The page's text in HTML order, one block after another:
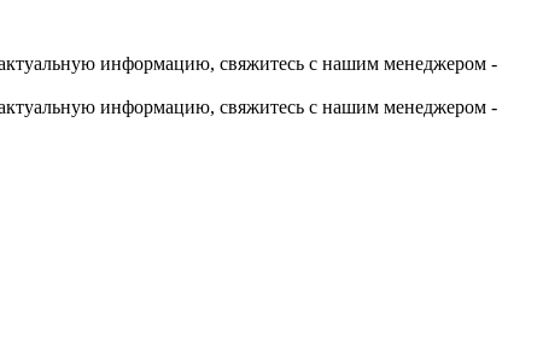
информацию, свяжитесь с нашим менеджером -
информацию, свяжитесь с нашим менеджером -